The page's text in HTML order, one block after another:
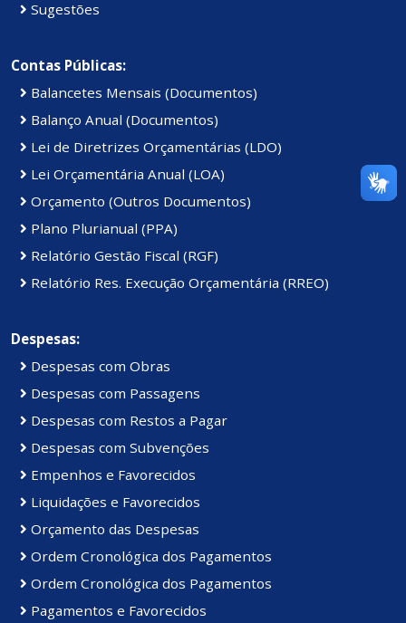
Sugestões
Contas Públicas:
Balancetes Mensais (Documentos)
Balanço Anual (Documentos)
Lei de Diretrizes Orçamentárias (LDO)
Lei Orçamentária Anual (LOA)
Orçamento (Outros Documentos)
Plano Plurianual (PPA)
Relatório Gestão Fiscal (RGF)
Relatório Res. Execução Orçamentária (RREO)
Despesas:
Despesas com Obras
Despesas com Passagens
Despesas com Restos a Pagar
Despesas com Subvenções
Empenhos e Favorecidos
Liquidações e Favorecidos
Orçamento das Despesas
Ordem Cronológica dos Pagamentos
Ordem Cronológica dos Pagamentos
Pagamentos e Favorecidos